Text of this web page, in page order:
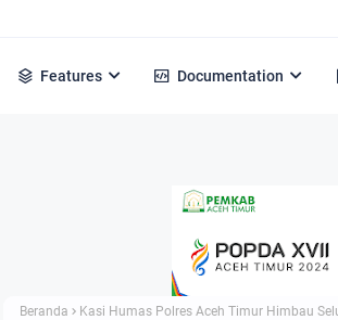
Features Documentation
Beranda
Kasi Humas Polres Aceh Timur Himbau